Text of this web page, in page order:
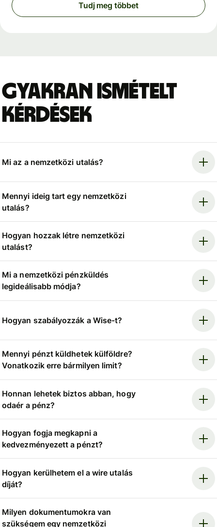
Tudj meg többet
Gyakran ismételt
kérdések
Mi az a nemzetközi utalás?
Mennyi ideig tart egy nemzetközi
utalás?
Hogyan hozzak létre nemzetközi
utalást?
Mi a nemzetközi pénzküldés
legideálisabb módja?
Hogyan szabályozzák a Wise-t?
Mennyi pénzt küldhetek külföldre?
Vonatkozik erre bármilyen limit?
Honnan lehetek biztos abban, hogy
odaér a pénz?
Hogyan fogja megkapni a
kedvezményezett a pénzt?
Hogyan kerülhetem el a wire utalás
díját?
Milyen dokumentumokra van
szükségem egy nemzetközi